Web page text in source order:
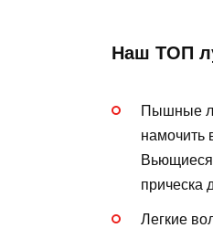
Наш ТОП
Пышные
намочить
Вьющиеся
прическа
Легкие